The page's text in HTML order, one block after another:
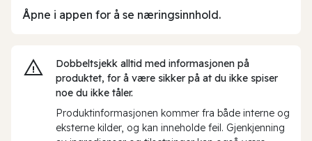
Åpne i appen for å se næringsinnhold.
Dobbeltsjekk alltid med informasjonen på
produktet, for å være sikker på at du ikke spiser
noe du ikke tåler.
Produktinformasjonen kommer fra både interne og
eksterne kilder, og kan inneholde feil. Gjenkjenning